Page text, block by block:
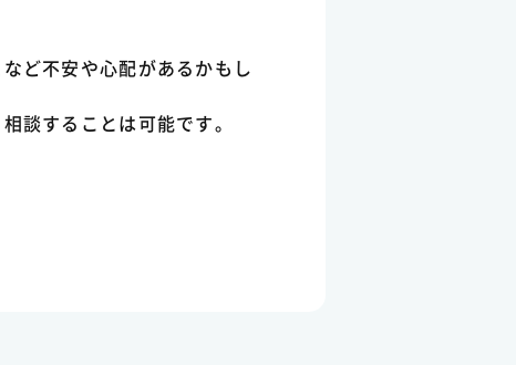
ど不安や心配があるかもし
談することは可能です。